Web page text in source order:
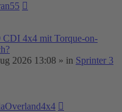
CDI 4x4 mit Torque-on-
2026 13:08 » in Sprinter 3